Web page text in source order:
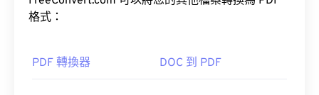
如何開啟 PDF 檔案？
格式：
PDF 轉換器 DOC 到 PDF